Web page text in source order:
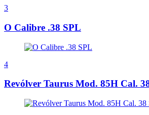
3
O Calibre .38 SPL
4
Revólver Taurus Mod. 85H Cal.